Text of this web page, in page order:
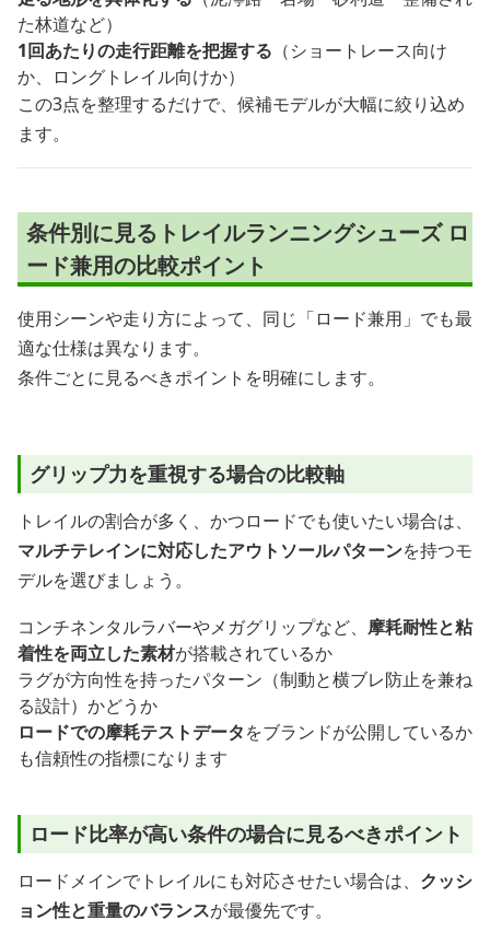
た林道など）
1回あたりの走行距離を把握する （ショートレース向け
か、ロングトレイル向けか）
この3点を整理するだけで、候補モデルが大幅に絞り込め
ます。
条件別に見るトレイルランニングシューズ ロ
ード兼用の比較ポイント
使用シーンや走り方によって、同じ「ロード兼用」でも最
適な仕様は異なります。
条件ごとに見るべきポイントを明確にします。
グリップ力を重視する場合の比較軸
トレイルの割合が多く、かつロードでも使いたい場合は、
マルチテレインに対応したアウトソールパターンを持つモ
デルを選びましょう。
コンチネンタルラバーやメガグリップなど、 摩耗耐性と粘
着性を両立した素材が搭載されているか
ラグが方向性を持ったパターン（制動と横ブレ防止を兼ね
る設計）かどうか
ロードでの摩耗テストデータをブランドが公開しているか
も信頼性の指標になります
ロード比率が高い条件の場合に見るべきポイント
ロードメインでトレイルにも対応させたい場合は、 クッシ
ョン性と重量のバランスが最優先です。